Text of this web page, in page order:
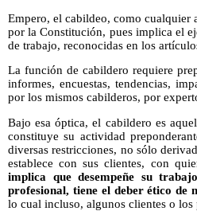
Empero, el cabildeo, como
por la Constitución, pues implica el
de trabajo, reconocidas en los
La función de cabildero requiere
informes, encuestas, tendencias,
por los mismos cabilderos, por
Bajo esa óptica, el cabildero es
constituye su actividad
diversas restricciones, no sólo
establece con sus clientes, con
implica que desempeñe su
profesional, tiene el deber ético de
lo cual incluso, algunos clientes o